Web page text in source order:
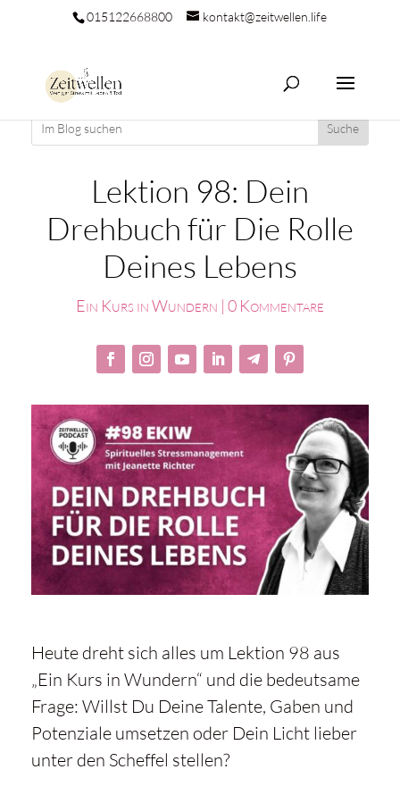
015122668800 kontakt@zeitwellen.life
Lektion 98: Dein
Drehbuch für Die Rolle
Deines Lebens
Ein Kurs in Wundern | 0 Kommentare
Heute dreht sich alles um Lektion 98 aus
„Ein Kurs in Wundern“ und die bedeutsame
Frage: Willst Du Deine Talente, Gaben und
Potenziale umsetzen oder Dein Licht lieber
unter den Scheffel stellen?